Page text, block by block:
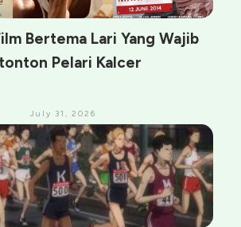
Bertema Lari Yang Wajib
Pelari Kalcer
July 31, 2026